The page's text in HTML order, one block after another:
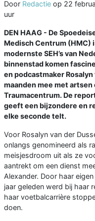
Door Redactie op 22
uur
DEN HAAG - De
Medisch Centrum (HMC)
modernste SEH’s van
binnenstad komen
en podcastmaker
maanden mee met
Traumacentrum. De
geeft een bijzondere en
elke seconde telt.
Voor Rosalyn van der
onlangs genomineerd als
meisjesdroom uit als ze
aantrekt om een dienst
Alexander. Door haar
jaar geleden werd bij haar
haar voetbalcarrière
doen.